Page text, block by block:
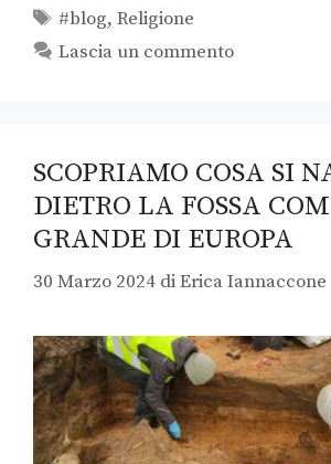
#blog,Religione
Lascia un commento
SCOPRIAMO COSA SI
DIETRO LA FOSSA
GRANDE DI EUROPA
30 Marzo 2024 diErica Iannaccone